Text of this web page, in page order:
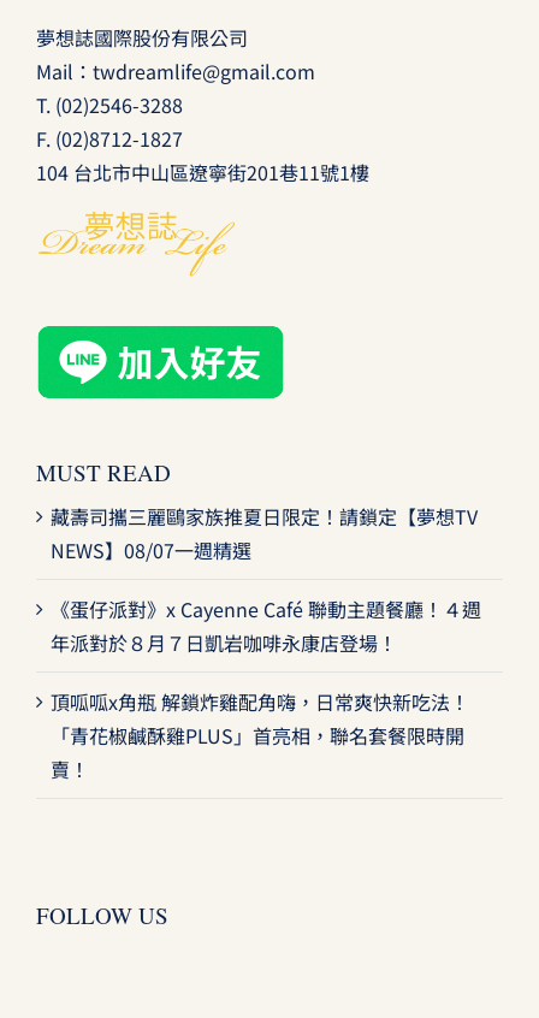
夢想誌國際股份有限公司
Mail： twdreamlife@gmail.com
T. (02)2546-3288
F. (02)8712-1827
104 台北市中山區遼寧街201巷11號1樓
MUST READ
藏壽司攜三麗鷗家族推夏日限定！請鎖定【夢想TV
NEWS】08/07一週精選
《蛋仔派對》x Cayenne Café 聯動主題餐廳！４週
年派對於８月７日凱岩咖啡永康店登場！
頂呱呱x角瓶 解鎖炸雞配角嗨，日常爽快新吃法！
「青花椒鹹酥雞PLUS」首亮相，聯名套餐限時開
賣！
FOLLOW US